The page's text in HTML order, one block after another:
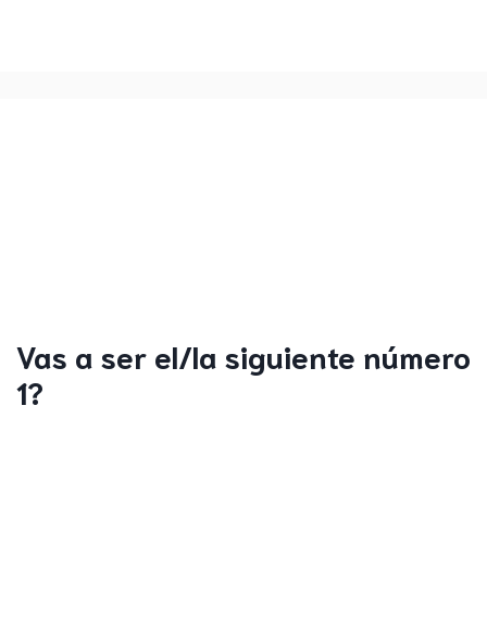
Vas a ser el/la siguiente número
1?